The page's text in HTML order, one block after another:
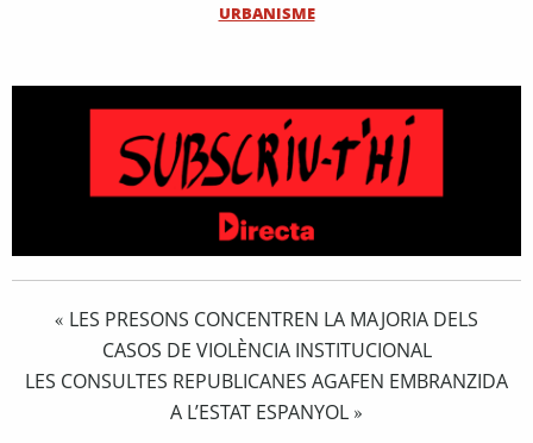
URBANISME
« LES PRESONS CONCENTREN LA MAJORIA DELS
CASOS DE VIOLÈNCIA INSTITUCIONAL
LES CONSULTES REPUBLICANES AGAFEN EMBRANZIDA
A L’ESTAT ESPANYOL »